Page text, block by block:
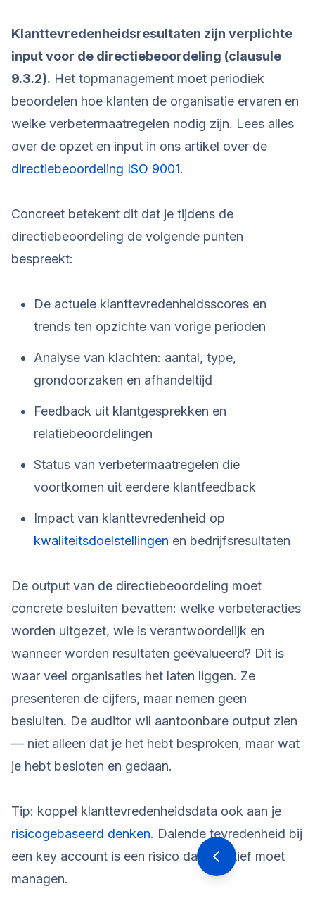
Klanttevredenheidsresultaten zijn verplichte
input voor de directiebeoordeling (clausule
9.3.2). Het topmanagement moet periodiek
beoordelen hoe klanten de organisatie ervaren en
welke verbetermaatregelen nodig zijn. Lees alles
over de opzet en input in ons artikel over de
directiebeoordeling ISO 9001.
Concreet betekent dit dat je tijdens de
directiebeoordeling de volgende punten
bespreekt:
De actuele klanttevredenheidsscores en
trends ten opzichte van vorige perioden
Analyse van klachten: aantal, type,
grondoorzaken en afhandeltijd
Feedback uit klantgesprekken en
relatiebeoordelingen
Status van verbetermaatregelen die
voortkomen uit eerdere klantfeedback
Impact van klanttevredenheid op
kwaliteitsdoelstellingen en bedrijfsresultaten
De output van de directiebeoordeling moet
concrete besluiten bevatten: welke verbeteracties
worden uitgezet, wie is verantwoordelijk en
wanneer worden resultaten geëvalueerd? Dit is
waar veel organisaties het laten liggen. Ze
presenteren de cijfers, maar nemen geen
besluiten. De auditor wil aantoonbare output zien
— niet alleen dat je het hebt besproken, maar wat
je hebt besloten en gedaan.
Tip: koppel klanttevredenheidsdata ook aan je
risicogebaseerd denken. Dalende tevredenheid bij
een key account is een risico dat je actief moet
managen.